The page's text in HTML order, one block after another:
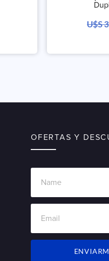
U$S
OFERTAS Y